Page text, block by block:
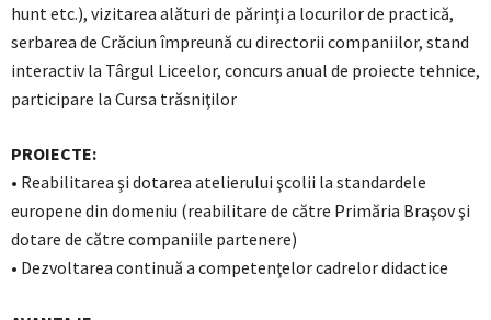
hunt etc.), vizitarea alături de părinţi a locurilor de practică,
serbarea de Crăciun împreună cu directorii companiilor, stand
interactiv la Târgul Liceelor, concurs anual de proiecte tehnice,
participare la Cursa trăsniţilor
PROIECTE:
• Reabilitarea şi dotarea atelierului şcolii la standardele
europene din domeniu (reabilitare de către Primăria Braşov şi
dotare de către companiile partenere)
• Dezvoltarea continuă a competenţelor cadrelor didactice